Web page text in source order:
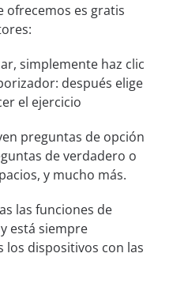
ofrecemos es gratis
simplemente haz clic
después elige
el ejercicio
preguntas de opción
de verdadero o
y mucho más.
las funciones de
está siempre
los dispositivos con las